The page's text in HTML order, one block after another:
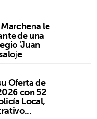
le
de una
'Juan
Oferta de
con 52
Local,